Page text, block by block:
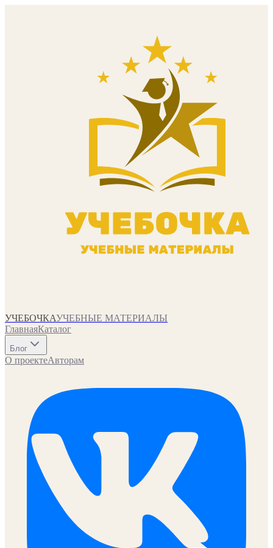
УЧЕБОЧКАУЧЕБНЫЕ МАТЕРИАЛЫ
ГлавнаяКаталог
Блог
О проектеАвторам